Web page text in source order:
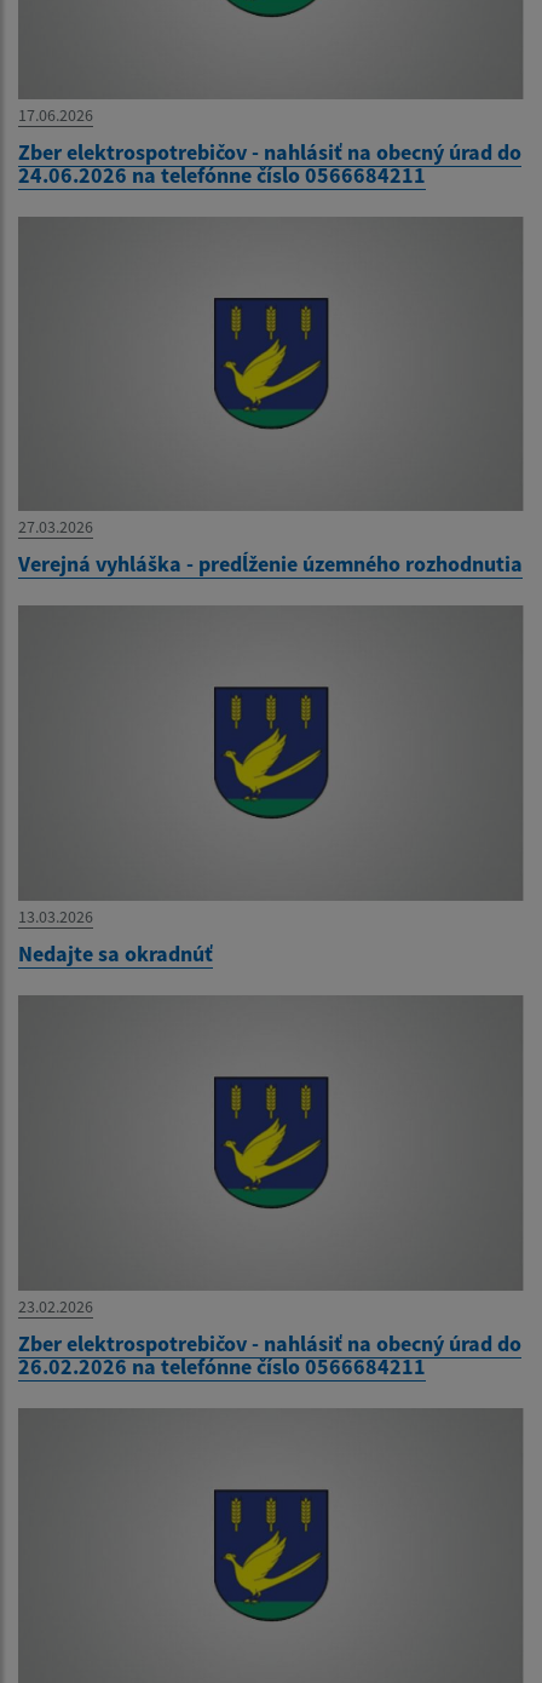
17.06.2026
Zber elektrospotrebičov - nahlásiť na obecný úrad do
24.06.2026 na telefónne číslo 0566684211
27.03.2026
Verejná vyhláška - predĺženie územného rozhodnutia
13.03.2026
Nedajte sa okradnúť
23.02.2026
Zber elektrospotrebičov - nahlásiť na obecný úrad do
26.02.2026 na telefónne číslo 0566684211